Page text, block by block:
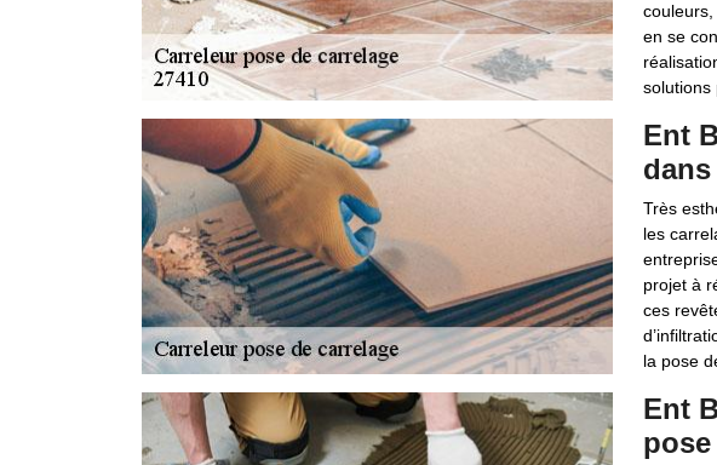
en se
solutions
Ent
Très
les
projet à
ces
la pose
Ent